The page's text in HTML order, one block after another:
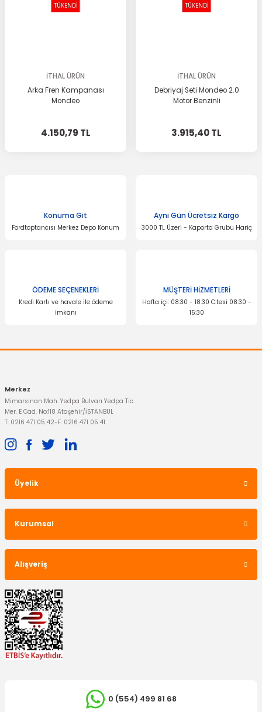
TÜKENDİ
İTHAL ÜRÜN
Arka Fren Kampanası
Mondeo
4.150,79 TL
TÜKENDİ
İTHAL ÜRÜN
Debriyaj Seti Mondeo 2.0
Motor Benzinli
3.915,40 TL
Konuma Git
Fordtoptancısı Merkez Depo Konum
Aynı Gün Ücretsiz Kargo
3000 TL Üzeri - Kaporta Grubu Hariç
ÖDEME SEÇENEKLERİ
Kredi Kartı ve havale ile ödeme
imkanı
MÜŞTERİ HİZMETLERİ
Hafta içi: 08:30 - 18:30 C.tesi 08:30 -
15:30
Merkez
Mimarsinan Mah. Yedpa Bulvarı Yedpa Tic.
Mer. E Cad. No:118 Ataşehir/İSTANBUL
T: 0216 471 05 42-F: 0216 471 05 41
Üyelik
Kurumsal
Alışveriş
0 (554) 499 81 68